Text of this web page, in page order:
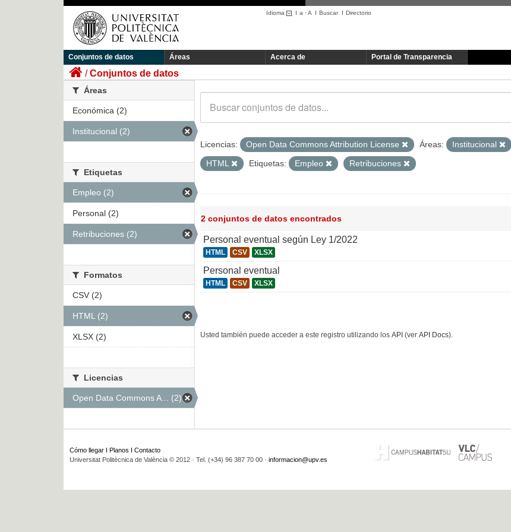
Idioma I a ·A I BuscarI Directorio
Conjuntos de datos Áreas Acerca de Portal de Transparencia
Conjuntos de datos
Licencias: Open Data Commons Attribution License Áreas: Institucional
HTML
Etiquetas: Empleo Retribuciones
2 conjuntos de datos encontrados
Personal eventual según Ley 1/2022
HTML CSV XLSX
Personal eventual
HTML CSV XLSX
Usted también puede acceder a este registro utilizando los API (ver API Docs).
Áreas
Económica (2)
Institucional (2)
Etiquetas
Empleo (2)
Personal (2)
Retribuciones (2)
Formatos
CSV (2)
HTML (2)
XLSX (2)
Licencias
Open Data Commons A... (2)
Cómo llegar Planos
Contacto
Universitat Politècnica de València © 2012 · Tel. (+34) 96 387 70 00 · informacion@upv.es